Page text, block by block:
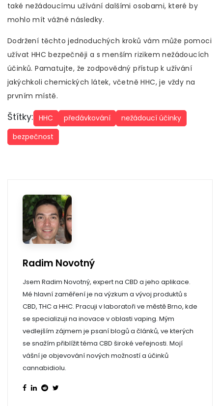
také nežádoucímu užívání dalšími osobami, které by
mohlo mít vážné následky.
Dodržení těchto jednoduchých kroků vám může pomoci
užívat HHC bezpečněji a s menším rizikem nežádoucích
účinků. Pamatujte, že zodpovědný přístup k užívání
jakýchkoli chemických látek, včetně HHC, je vždy na
prvním místě.
Štítky: HHC předávkování
nežádoucí účinky
bezpečnost
Radim Novotný
Jsem Radim Novotný, expert na CBD a jeho aplikace.
Mé hlavní zaměření je na výzkum a vývoj produktů s
CBD, THC a HHC. Pracuji v laboratoři ve městě Brno, kde
se specializuji na inovace v oblasti vaping. Mým
vedlejším zájmem je psaní blogů a článků, ve kterých
se snažím přiblížit téma CBD široké veřejnosti. Mojí
vášní je objevování nových možností a účinků
cannabidiolu.